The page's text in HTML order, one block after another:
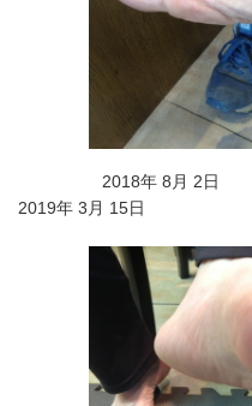
2018年
2019年 3月 15日